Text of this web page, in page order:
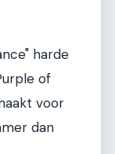
harde
of
voor
dan